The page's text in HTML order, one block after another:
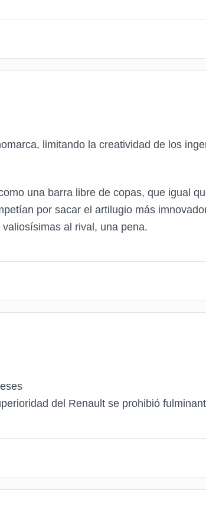
limitando la creatividad de los
una barra libre de copas, que igual
por sacar el artilugio más
al rival, una pena.
del Renault se prohibió